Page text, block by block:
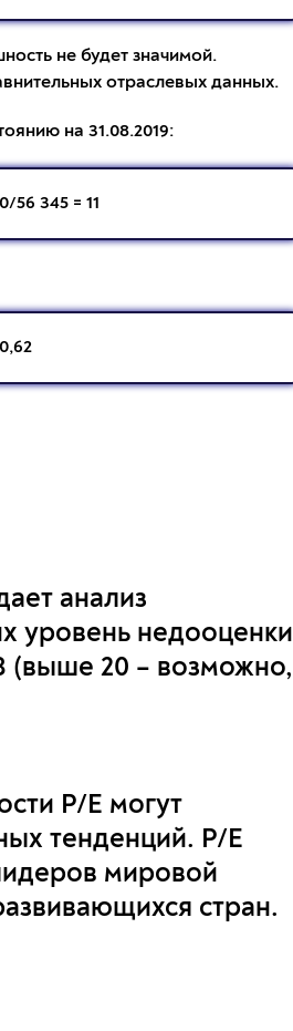
не будет значимой.
отраслевых данных.
на 31.08.2019:
345 = 11
анализ
уровень недооценки
(выше 20 – возможно,
P/E могут
тенденций. P/E
мировой
стран.